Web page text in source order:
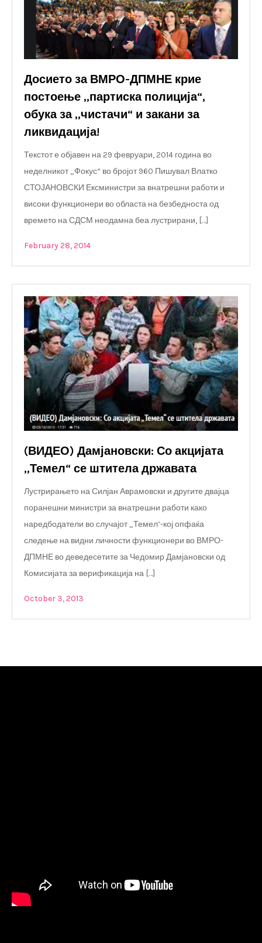
Досието за ВМРО-ДПМНЕ крие
постоење „партиска полиција“,
обука за „чистачи“ и закани за
ликвидација!
Текстот е објавен на 29 февруари, 2014 година во
неделникот „Фокус“ во бројот 960 Пишувал Влатко
СТОЈАНОВСКИ Ексминистри за внатрешни работи и
високи функционери во областа на безбедноста од
времето на СДСМ неодамна беа лустрирани, […]
February 28, 2014
(ВИДЕО) Дамјановски: Со акцијата
„Темел“ се штитела државата
Лустрирањето на Силјан Аврамовски и другите двајца
поранешни министри за внатрешни работи како
наредбодатели во случајот „Темел’-кој опфаќа
следење на видни личности функционери во ВМРО-
ДПМНЕ во деведесетите за Чедомир Дамјановски од
Комисијата за верификација на […]
October 3, 2013